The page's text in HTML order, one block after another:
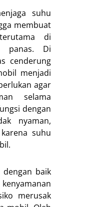
suhu
membuat
di
panas. Di
cenderung
menjadi
agar
selama
dengan
nyaman,
suhu
baik
merusak